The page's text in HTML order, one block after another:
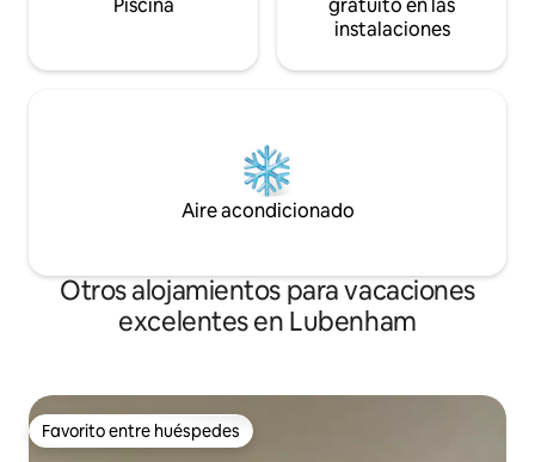
Piscina
gratuito en las
instalaciones
Aire acondicionado
Otros alojamientos para vacaciones
excelentes en Lubenham
Favorito entre huéspedes
Favorito entre huéspedes